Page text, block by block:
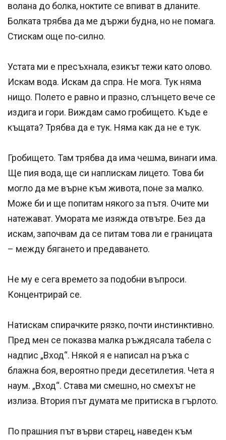
волана до болка, ноктите се впиват в дланите.
Болката трябва да ме държи будна, но не помага.
Стискам още по-силно.
Устата ми е пресъхнала, езикът тежи като олово.
Искам вода. Искам да спра. Не мога. Тук няма
нищо. Полето е равно и празно, слънцето вече се
издига и гори. Виждам само гробището. Къде е
къщата? Трябва да е тук. Няма как да не е тук.
Гробището. Там трябва да има чешма, винаги има.
Ще пия вода, ще си наплискам лицето. Това би
моглo да ме върне към живота, поне за малко.
Може би и ще попитам някого за пътя. Очите ми
натежават. Умората ме изяжда отвътре. Без да
искам, започвам да се питам това ли е границата
– между бягането и предаването.
Не му е сега времето за подобни въпроси.
Концентрирай се.
Натискам спирачките рязко, почти инстинктивно.
Пред мен се показва малка ръждясала табела с
надпис „Вход“. Някой я е написал на ръка с
блажна боя, вероятно преди десетилетия. Чета я
наум. „Вход“. Става ми смешно, но смехът не
излиза. Втория път думата ме притиска в гърлото.
По прашния път върви старец, наведен към